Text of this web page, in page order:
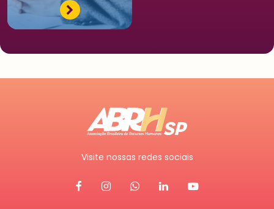
Visite nossas redes sociais